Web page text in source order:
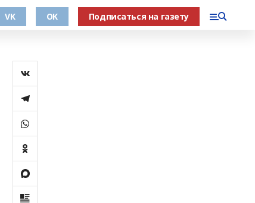
VK OK Подписаться на газету